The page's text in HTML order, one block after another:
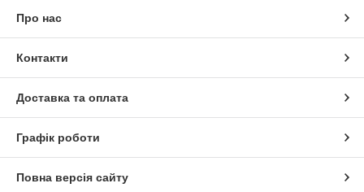
Про нас
Контакти
Доставка та оплата
Графік роботи
Повна версія сайту